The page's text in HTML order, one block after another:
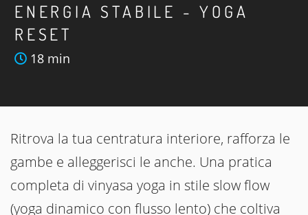
ENERGIA STABILE - YOGA
RESET
18 min
Ritrova la tua centratura interiore, rafforza le
gambe e alleggerisci le anche. Una pratica
completa di vinyasa yoga in stile slow flow
(yoga dinamico con flusso lento) che coltiva